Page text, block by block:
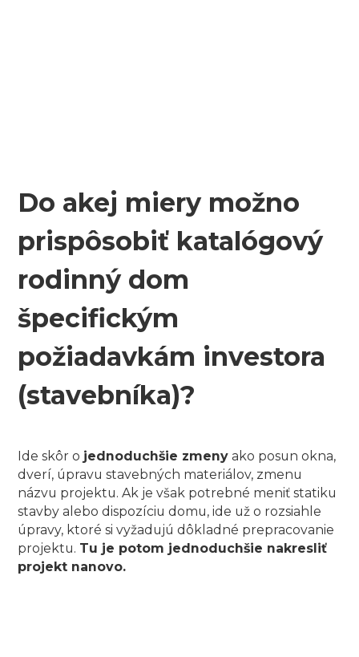
Do akej miery možno
prispôsobiť katalógový
rodinný dom
špecifickým
požiadavkám investora
(stavebníka)?
Ide skôr o jednoduchšie zmeny ako posun okna,
dverí, úpravu stavebných materiálov, zmenu
názvu projektu. Ak je však potrebné meniť statiku
stavby alebo dispozíciu domu, ide už o rozsiahle
úpravy, ktoré si vyžadujú dôkladné prepracovanie
projektu. Tu je potom jednoduchšie nakresliť
projekt nanovo.